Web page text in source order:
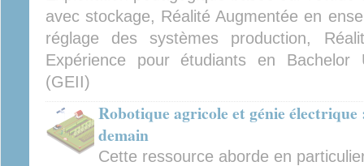
avec stockage, Réalité Augmentée en
réglage des systèmes production,
Expérience pour étudiants en Bachelor
(GEII)
Robotique agricole et génie
demain
Cette ressource aborde en